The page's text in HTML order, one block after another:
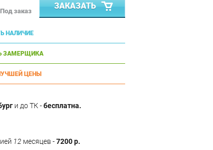
Под заказ
ЗАКАЗАТЬ
НАЛИЧИЕ
ЗАМЕРЩИКА
ЦЕНЫ
и до ТК -бесплатна.
12 месяцев -7200 р.